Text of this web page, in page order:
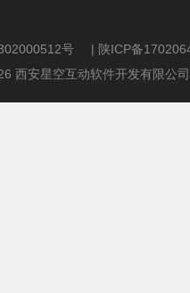
号 | 陕ICP备
西安星空互动软件开发有限公